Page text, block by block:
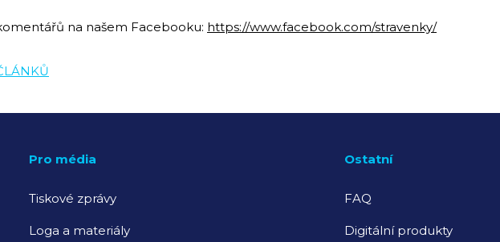
na našem Facebooku: https://www.facebook.com/stravenky/
Pro média
Tiskové zprávy
Loga a materiály
Ostatní
FAQ
Digitální produkty